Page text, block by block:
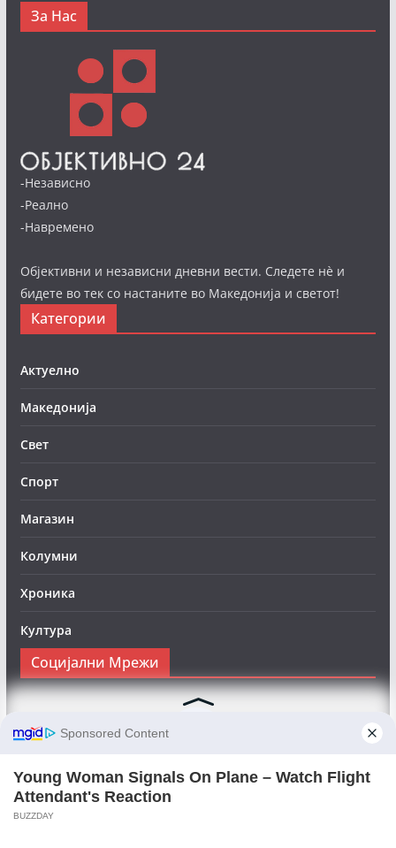
За Нас
-Независно
-Реално
-Навремено
Објективни и независни дневни вести. Следете нè и
бидете во тек со настаните во Македонија и светот!
Категории
Актуелно
Македонија
Свет
Спорт
Магазин
Колумни
Хроника
Култура
Социјални Мрежи
Следете нè на Фејсбук за да сте во тек со најновите